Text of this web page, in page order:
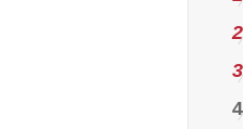
2
3
4